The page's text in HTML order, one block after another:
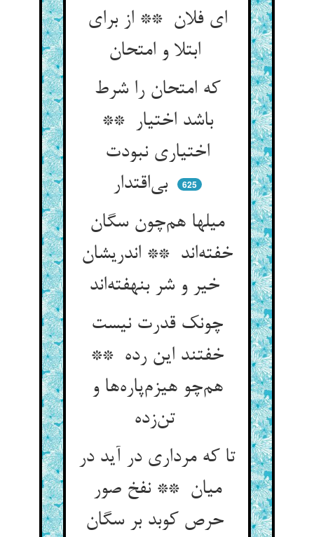
ای فلان ** از برای
ابتلا و امتحان
که امتحان را شرط
باشد اختیار **
اختیاری نبودت
بی‌اقتدار
625
میلها هم‌چون سگان
خفته‌اند ** اندریشان
چونک قدرت نیست
خفتند این رده **
هم‌چو هیزم‌پاره‌ها و
تن‌زده
تا که مرداری در آید در
میان ** نفخ صور
حرص کوبد بر سگان